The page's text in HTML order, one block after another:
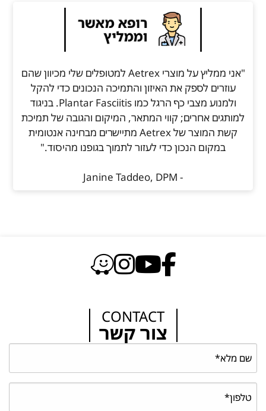
"אני ממליץ על מוצרי Aetrex למטופלים שלי מכיוון שהם
עוזרים לספק את האיזון והתמיכה הנכונים כדי להקל
ולמנוע מצבי כף הרגל כמו Plantar Fasciitis. בניגוד
למותגים אחרים; קווי המתאר, המיקום והגובה של תמיכת
קשת המוצר של Aetrex מתיישרים מבחינה אנטומית
במקום הנכון כדי לעזור לתמוך בגופנו מהיסוד."
- Janine Taddeo, DPM
CONTACT
צור קשר